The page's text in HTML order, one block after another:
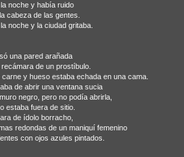
noche y había ruido
cabeza de las gentes.
noche y la ciudad gritaba.
una pared arañada
de un prostíbulo.
y hueso estaba echada en una cama.
de abrir una ventana sucia
negro, pero no podía abrirla,
estaba fuera de sitio.
de ídolo borracho,
redondas de un maniquí femenino
con ojos azules pintados.